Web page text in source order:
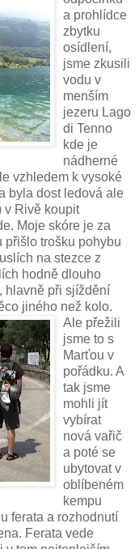
a prohlídce
zbytku
osídlení,
jsme zkusili
vodu v
menším
jezeru Lago
di Tenno
kde je
nádherné
vzhledem k vysoké
byla dost ledová ale
v Rivě koupit
Moje skóre je za
přišlo trošku pohybu
na stezce z
hodně dlouho
hlavně při sjíždění
jiného než kol o.
Ale přežili
jsme to s
Marťou v
pořádku. A
tak jsme
mohli jít
vybírat
nová vařič
a poté se
ubytovat v
oblíbeném
kempu
ferata a rozhodnutí
Ferata vede